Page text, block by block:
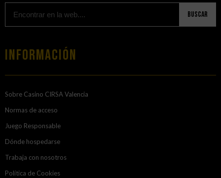
Buscar
Información
Sobre Casino CIRSA Valencia
Normas de acceso
Juego Responsable
Dónde hospedarse
Trabaja con nosotros
Política de Cookies